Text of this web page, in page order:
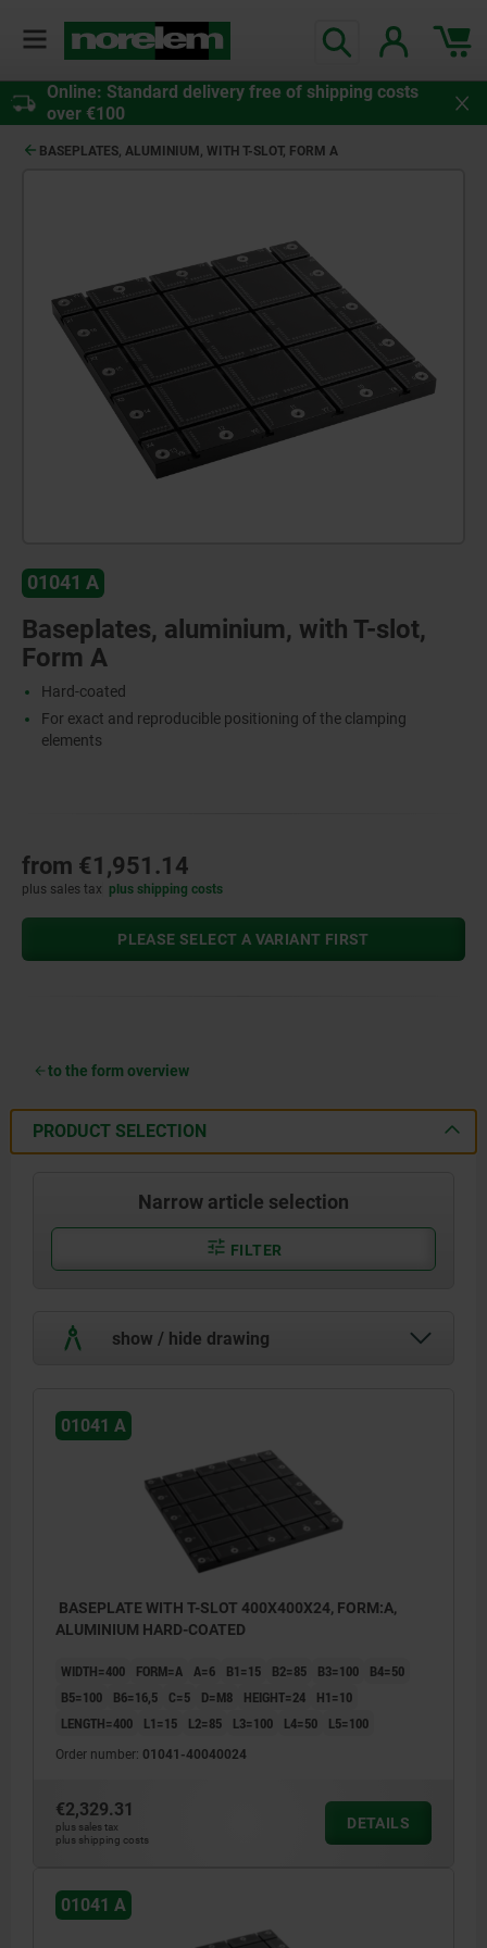
Online: Standard delivery free of shipping costs
over €100
BASEPLATES, ALUMINIUM, WITH T-SLOT, FORM A
01041 A
Baseplates, aluminium, with T-slot,
Form A
Hard-coated
For exact and reproducible positioning of the clamping
elements
from €1,951.14
plus sales tax plus shipping costs
PLEASE SELECT A VARIANT FIRST
to the form overview
PRODUCT SELECTION
Narrow article selection
FILTER
show / hide drawing
01041 A
BASEPLATE WITH T-SLOT 400X400X24, FORM:A,
ALUMINIUM HARD-COATED
WIDTH=400 FORM=A A=6 B1=15 B2=85 B3=100
B4=50
B5=100
B6=16,5 C=5 D=M8 HEIGHT=24
H1=10
LENGTH=400
L1=15 L2=85 L3=100 L4=50 L5=100
Order number: 01041-40040024
€2,329.31
plus sales tax
plus shipping costs
DETAILS
01041 A